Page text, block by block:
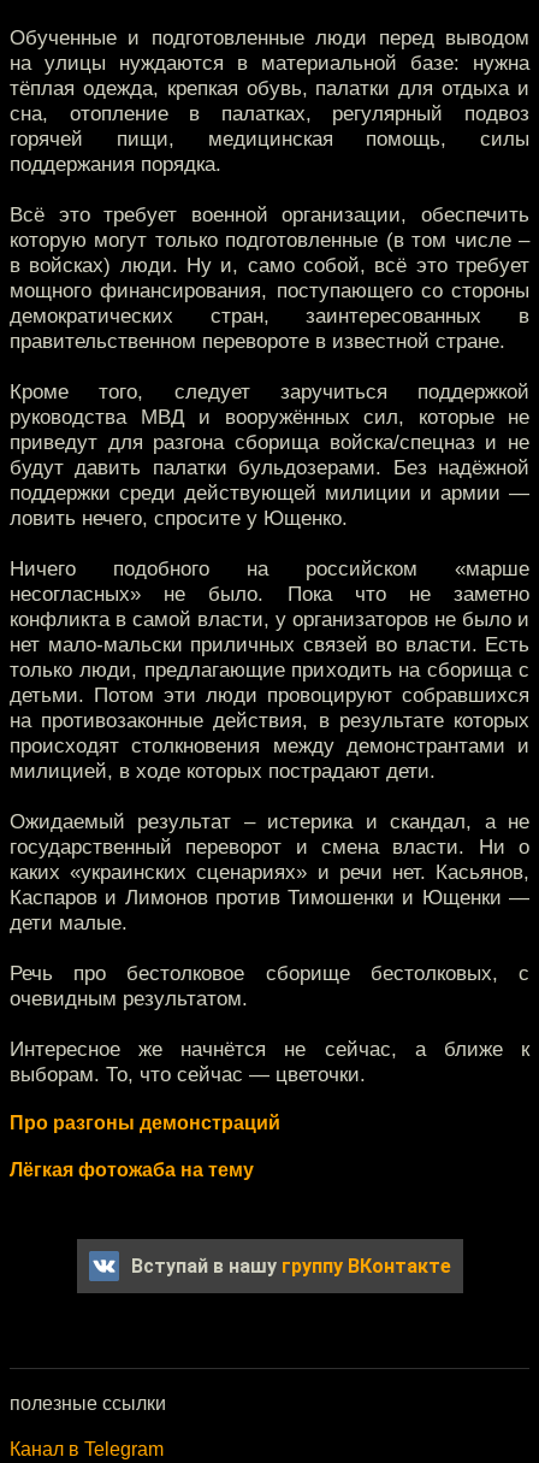
Обученные и подготовленные люди перед выводом
на улицы нуждаются в материальной базе: нужна
тёплая одежда, крепкая обувь, палатки для отдыха и
сна, отопление в палатках, регулярный подвоз
горячей пищи, медицинская помощь, силы
поддержания порядка.
Всё это требует военной организации, обеспечить
которую могут только подготовленные (в том числе –
в войсках) люди. Ну и, само собой, всё это требует
мощного финансирования, поступающего со стороны
демократических стран, заинтересованных в
правительственном перевороте в известной стране.
Кроме того, следует заручиться поддержкой
руководства МВД и вооружённых сил, которые не
приведут для разгона сборища войска/спецназ и не
будут давить палатки бульдозерами. Без надёжной
поддержки среди действующей милиции и армии —
ловить нечего, спросите у Ющенко.
Ничего подобного на российском «марше
несогласных» не было. Пока что не заметно
конфликта в самой власти, у организаторов не было и
нет мало-мальски приличных связей во власти. Есть
только люди, предлагающие приходить на сборища с
детьми. Потом эти люди провоцируют собравшихся
на противозаконные действия, в результате которых
происходят столкновения между демонстрантами и
милицией, в ходе которых пострадают дети.
Ожидаемый результат – истерика и скандал, а не
государственный переворот и смена власти. Ни о
каких «украинских сценариях» и речи нет. Касьянов,
Каспаров и Лимонов против Тимошенки и Ющенки —
дети малые.
Речь про бестолковое сборище бестолковых, с
очевидным результатом.
Интересное же начнётся не сейчас, а ближе к
выборам. То, что сейчас — цветочки.
Про разгоны демонстраций
Лёгкая фотожаба на тему
Вступай в нашу группу ВКонтакте
полезные ссылки
Канал в Telegram